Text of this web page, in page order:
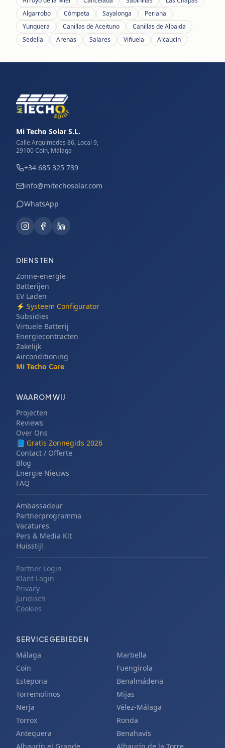
Algarrobo
Cómpeta Sayalonga
Periana
Yunquera
Canillas de Aceituno
Canillas de Albaida
Sedella
Arenas Salares Viñuela Alcaucín
Mi Techo Solar S.L.
Calle Arquímedes 86, Local 9,
29100 Coín, Málaga
+34 685 325 739
info@mitechosolar.com
WhatsApp
DIENSTEN
Zonne-energie
Batterijen
EV Laden
⚡ Systeem Configurator
Subsidies
Virtuele Batterij
Energiecontracten
Zakelijk
Airconditioning
Mi Techo Care
WAAROM WIJ
Projecten
Reviews
Over Ons
📘 Gratis Zonnegids 2026
Contact / Offerte
Blog
Energie Nieuws
FAQ
Ambassadeur
Partnerprogramma
Vacatures
Pers & Media Kit
Huisstijl
Partner Login
Klant Login
Privacy
Juridisch
Cookies
SERVICEGEBIEDEN
Málaga
Marbella
Coín
Fuengirola
Estepona
Benalmádena
Torremolinos
Mijas
Nerja
Vélez-Málaga
Torrox
Ronda
Antequera
Benahavís